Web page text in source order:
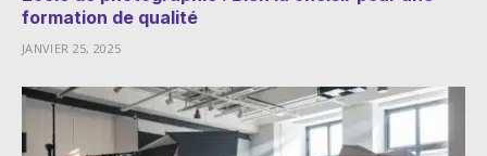
formation de qualité
JANVIER 25, 2025